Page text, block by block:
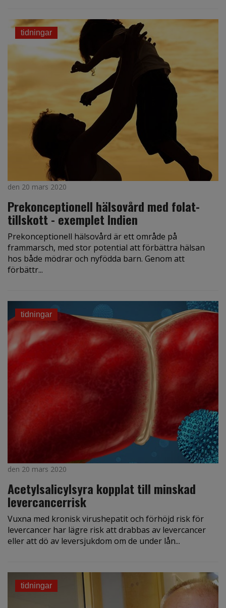
tidningar
den 20 mars 2020
Prekonceptionell hälsovård med folat-
tillskott - exemplet Indien
Prekonceptionell hälsovård är ett område på
frammarsch, med stor potential att förbättra hälsan
hos både mödrar och nyfödda barn. Genom att
förbättr...
tidningar
den 20 mars 2020
Acetylsalicylsyra kopplat till minskad
levercancerrisk
Vuxna med kronisk virushepatit och förhöjd risk för
levercancer har lägre risk att drabbas av levercancer
eller att dö av leversjukdom om de under lån...
tidningar